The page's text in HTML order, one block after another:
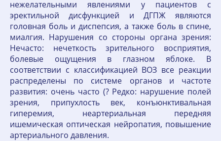
нежелательными явлениями у пациентов с
эректильной дисфункцией и ДГПЖ являются
головная боль и диспепсия, а также боль в спине,
миалгия. Нарушения со стороны органа зрения:
Нечасто: нечеткость зрительного восприятия,
болевые ощущения в глазном яблоке. В
соответствии с классификацией ВОЗ все реакции
распределены по системе органов и частоте
развития: очень часто (? Редко: нарушение полей
зрения, припухлость век, конъюнктивальная
гиперемия, неартериальная передняя
ишемическая оптическая нейропатия, повышение
артериального давления.